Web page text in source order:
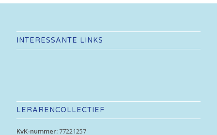
INTERESSANTE LINKS
LERARENCOLLECTIEF
KvK-nummer:77221257